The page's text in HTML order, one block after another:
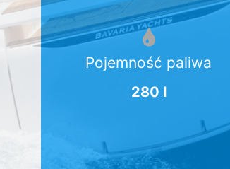
Pojemność paliwa
280 l